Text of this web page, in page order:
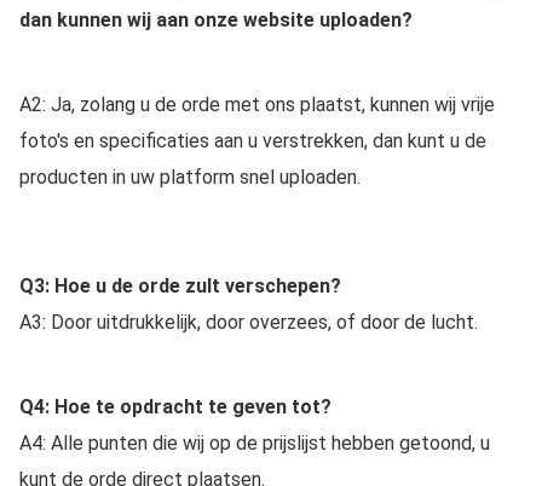
dan kunnen wij aan onze website uploaden?
A2: Ja, zolang u de orde met ons plaatst, kunnen wij vrije
foto's en specificaties aan u verstrekken, dan kunt u de
producten in uw platform snel uploaden.
Q3: Hoe u de orde zult verschepen?
A3: Door uitdrukkelijk, door overzees, of door de lucht.
Q4: Hoe te opdracht te geven tot?
A4: Alle punten die wij op de prijslijst hebben getoond, u
kunt de orde direct plaatsen.